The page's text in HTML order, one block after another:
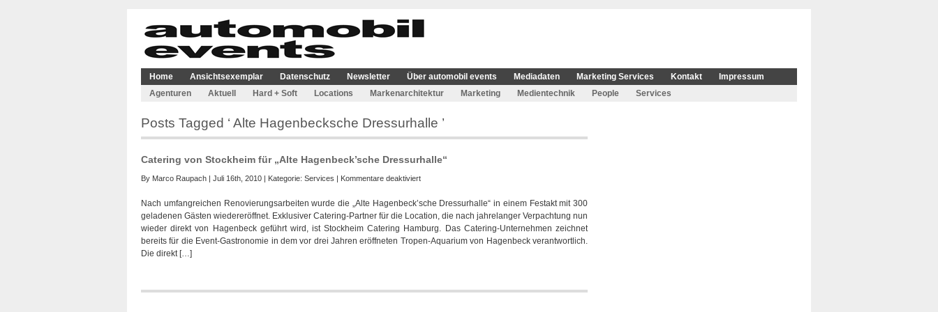
Home Ansichtsexemplar Datenschutz Newsletter Über automobil events Mediadaten Marketing Services Kontakt
Impressum
Agenturen
Aktuell Hard + Soft Locations Markenarchitektur Marketing Medientechnik People Services
Posts Tagged ‘ Alte Hagenbecksche Dressurhalle ’
Catering von Stockheim für „Alte Hagenbeck’sche Dressurhalle“
By Marco Raupach | Juli 16th, 2010 | Kategorie: Services | Kommentare deaktiviertfür
von
Stockheim
für
„Alte
Nach umfangreichen Renovierungsarbeiten wurde die „Alte Hagenbeck’sche Dressurhalle“ in einem Festakt mit 300
geladenen Gästen wiedereröffnet. Exklusiver Catering-Partner für die Location, die nach jahrelanger Verpachtung nun
wieder direkt von Hagenbeck geführt wird, ist Stockheim Catering Hamburg. Das Catering-Unternehmen zeichnet
bereits für die Event-Gastronomie in dem vor drei Jahren eröffneten Tropen-Aquarium von Hagenbeck verantwortlich.
Die direkt […]